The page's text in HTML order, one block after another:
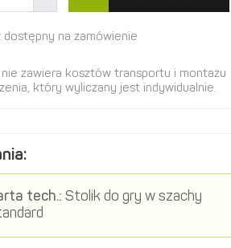
dostępny na zamówienie
nie zawiera kosztów transportu i montażu
który wyliczany jest indywidualnie.
tech.: Stolik do gry w szachy